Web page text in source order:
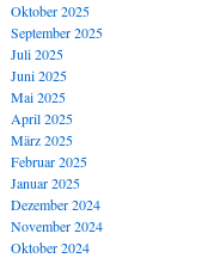
Oktober 2025
September 2025
Juli 2025
Juni 2025
Mai 2025
April 2025
März 2025
Februar 2025
Januar 2025
Dezember 2024
November 2024
Oktober 2024